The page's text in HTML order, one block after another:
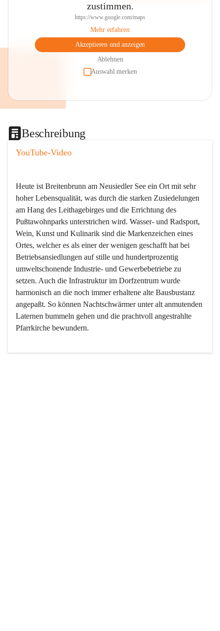
zustimmen.
https://www.google.com/maps
Mehr erfahren
Akzeptieren und anzeigen
Ablehnen
Auswahl merken
Beschreibung
YouTube-Video
Heute ist Breitenbrunn am Neusiedler See ein Ort mit sehr
hoher Lebensqualität, was durch die starken Zusiedelungen
am Hang des Leithagebirges und die Errichtung des
Pußtawohnparks unterstrichen wird. Wasser- und Radsport,
Wein, Kunst und Kulinarik sind die Markenzeichen eines
Ortes, welcher es als einer der wenigen geschafft hat bei
Betriebsansiedlungen auf stille und hundertprozentig
umweltschonende Industrie- und Gewerbebetriebe zu
setzen. Auch die Infrastruktur im Dorfzentrum wurde
harmonisch an die noch immer erhaltene alte Bausbustanz
angepaßt. So können Nachtschwärmer unter alt anmutenden
Laternen bummeln gehen und die prachtvoll angestrahlte
Pfarrkirche bewundern.
Der Weinbau dominert heute nicht mehr, ist aber integrativer